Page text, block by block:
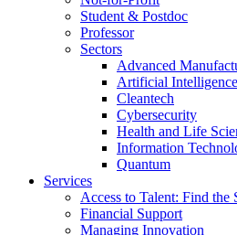
Student & Postdoc
Professor
Sectors
Advanced
Artificial Intelligence
Cleantech
Cybersecurity
Health and Life
Information
Quantum
Services
Access to Talent: Find
Financial Support
Managing Innovation